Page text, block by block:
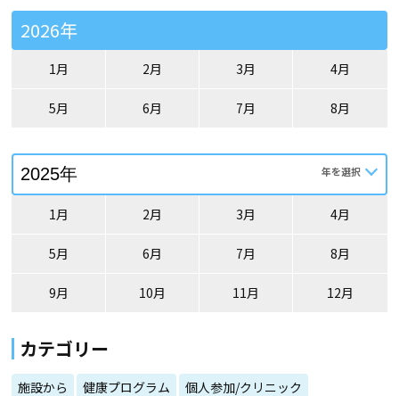
2026年
1月 2月 3月 4月
5月 6月 7月 8月
1月 2月 3月 4月
5月 6月 7月 8月
9月 10月 11月 12月
カテゴリー
施設から 健康プログラム
個人参加/クリニック